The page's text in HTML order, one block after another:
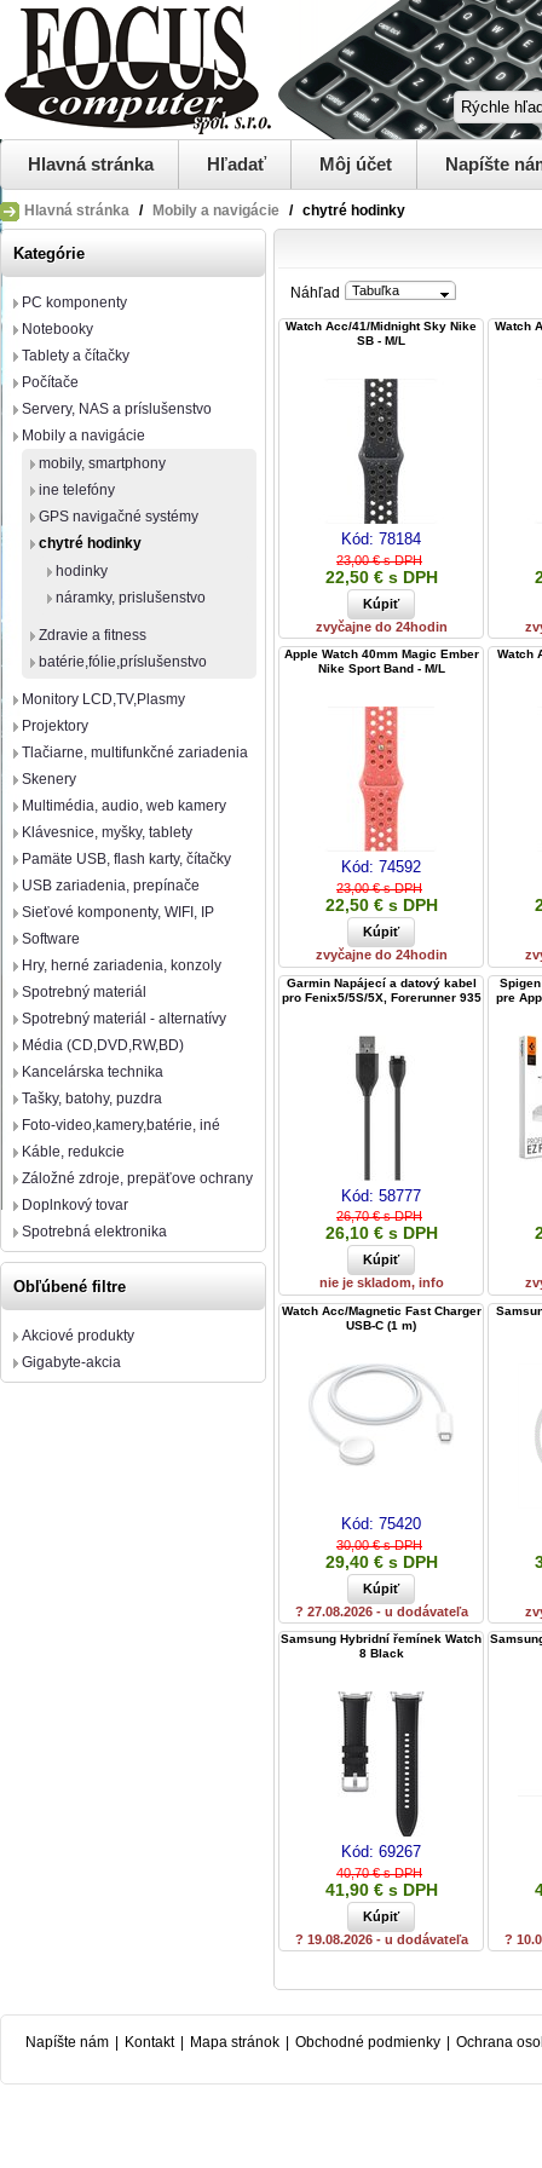
Hlavná stránka Hľadať Môj účet Napíšte
Hlavná stránka / Mobily a navigácie / chytré hodinky
Kategórie
PC komponenty
Notebooky
Tablety a čítačky
Počítače
Servery, NAS a príslušenstvo
Mobily a navigácie
mobily, smartphony
ine telefóny
GPS navigačné systémy
chytré hodinky
hodinky
náramky, prislušenstvo
Zdravie a fitness
batérie,fólie,príslušenstvo
Monitory LCD,TV,Plasmy
Projektory
Tlačiarne, multifunkčné zariadenia
Skenery
Multimédia, audio, web kamery
Klávesnice, myšky, tablety
Pamäte USB, flash karty, čítačky
USB zariadenia, prepínače
Sieťové komponenty, WIFI, IP
Software
Hry, herné zariadenia, konzoly
Spotrebný materiál
Spotrebný materiál - alternatívy
Média (CD,DVD,RW,BD)
Kancelárska technika
Tašky, batohy, puzdra
Foto-video,kamery,batérie, iné
Káble, redukcie
Záložné zdroje, prepäťove ochrany
Doplnkový tovar
Spotrebná elektronika
Obľúbené filtre
Akciové produkty
Gigabyte-akcia
Náhľad Tabuľka
Watch Acc/41/Midnight Sky Nike
SB - M/L
Kód: 78184
23,00 € s DPH
22,50 € s DPH
zvyčajne do 24hodin
Watch
Apple Watch 40mm Magic Ember
Nike Sport Band - M/L
Kód: 74592
23,00 € s DPH
22,50 € s DPH
zvyčajne do 24hodin
Watch
Garmin Napájecí a datový kabel
pro Fenix5/5S/5X, Forerunner 935
Kód: 58777
26,70 € s DPH
26,10 € s DPH
nie je skladom, info
pre
Watch Acc/Magnetic Fast Charger
USB-C (1 m)
Kód: 75420
30,00 € s DPH
29,40 € s DPH
? 27.08.2026 - u dodávateľa
Samsung Hybridní řemínek Watch
8 Black
Kód: 69267
40,70 € s DPH
41,90 € s DPH
? 19.08.2026 - u dodávateľa ?
Napíšte nám Kontakt Mapa stránok Obchodné podmienky Ochrana